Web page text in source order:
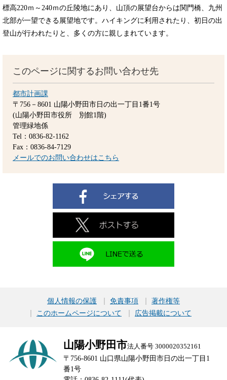
標高220ｍ～240ｍの丘陵地にあり、山頂の展望台からは関門橋、九州
北部が一望できる展望地です。ハイキングに利用されたり、初日の出
登山が行われたりと、多くの方に親しまれています。
このページに関するお問い合わせ先
都市計画課
〒756－8601 山陽小野田市日の出一丁目1番1号
(山陽小野田市役所 別館1階)
管理緑地係
Tel：0836-82-1162
Fax：0836-84-7129
メールでのお問い合わせはこちら
個人情報の保護 免責事項
著作権等
このホームページについて
広告掲載について
山陽小野田市法人番号 3000020352161
〒756-8601 山口県山陽小野田市日の出一丁目1
番1号